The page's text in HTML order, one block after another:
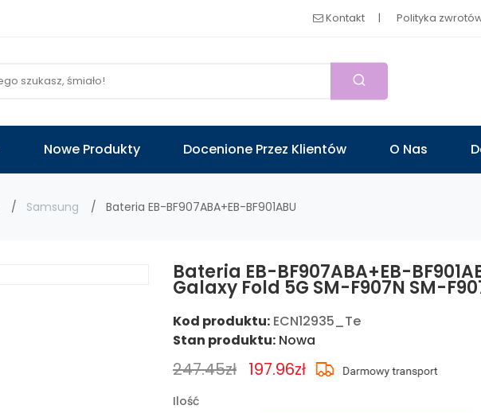
Kontakt Polityka
Nowe Produkty Docenione Przez Klientów O Nas
Samsung Bateria EB-BF907ABA+EB-BF901ABU
Bateria EB-BF907ABA+EB-
Galaxy Fold 5G SM-F907N SM-
Kod produktu: ECN12935_Te
Stan produktu: Nowa
247.45zł 197.96zł
Ilość